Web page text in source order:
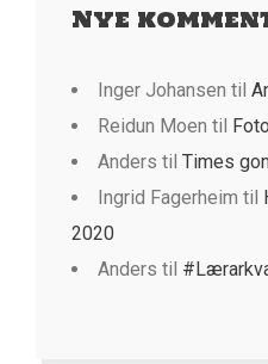
Nye
Inger Johansen til
Reidun Moen til
Anders til Times
Ingrid Fagerheim til
2020
Anders til